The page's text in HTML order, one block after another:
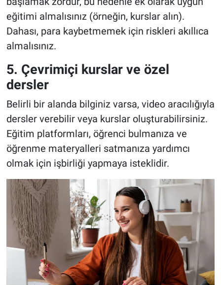
eğitimi almalısınız (örneğin, kurslar alın).
Dahası, para kaybetmemek için riskleri akıllıca
almalısınız.
5. Çevrimiçi kurslar ve özel
dersler
Belirli bir alanda bilginiz varsa, video aracılığıyla
dersler verebilir veya kurslar oluşturabilirsiniz.
Eğitim platformları, öğrenci bulmanıza ve
öğrenme materyalleri satmanıza yardımcı
olmak için işbirliği yapmaya isteklidir.